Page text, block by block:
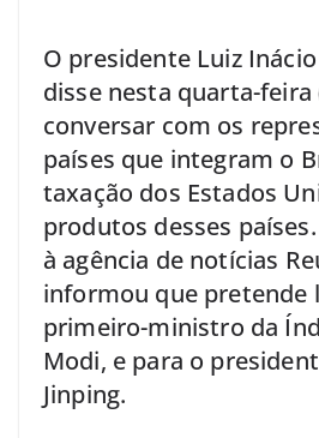
O presidente Luiz
disse nesta quarta-feira
conversar com os
países que integram o
taxação dos Estados
produtos desses
à agência de notícias
informou que pretende
primeiro-ministro da
Modi, e para o
Jinping.